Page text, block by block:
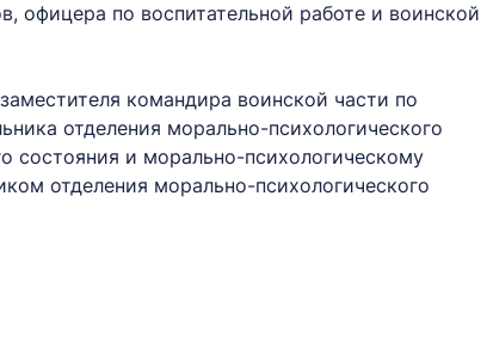
офицера по воспитательной работе и воинской
командира воинской части по
отделения морально-психологического
состояния и морально-психологическому
отделения морально-психологического